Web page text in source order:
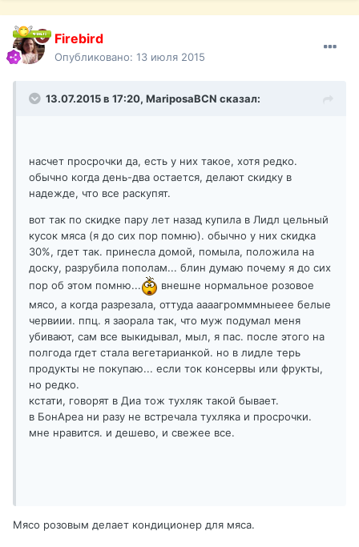
Firebird
Опубликовано: 13 июля 2015
13.07.2015 в 17:20, MariposaBCN сказал:
насчет просрочки да, есть у них такое, хотя редко.
обычно когда день-два остается, делают скидку в
надежде, что все раскупят.
вот так по скидке пару лет назад купила в Лидл цельный
кусок мяса (я до сих пор помню). обычно у них скидка
30%, гдет так. принесла домой, помыла, положила на
доску, разрубила пополам... блин думаю почему я до сих
пор об этом помню...
внешне нормальное розовое
мясо, а когда разрезала, оттуда аааагромммныеее белые
червиии. ппц. я заорала так, что муж подумал меня
убивают, сам все выкидывал, мыл, я пас. после этого на
полгода гдет стала вегетарианкой. но в лидле терь
продукты не покупаю... если ток консервы или фрукты,
но редко.
кстати, говорят в Диа тож тухляк такой бывает.
в БонАреа ни разу не встречала тухляка и просрочки.
мне нравится. и дешево, и свежее все.
Мясо розовым делает кондиционер для мяса.